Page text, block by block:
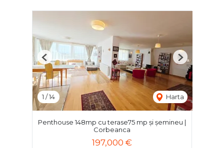
1 /14 Harta
Previous Next
Penthouse 148mp cu terase75 mp și șemineu |
Corbeanca
197,000 €